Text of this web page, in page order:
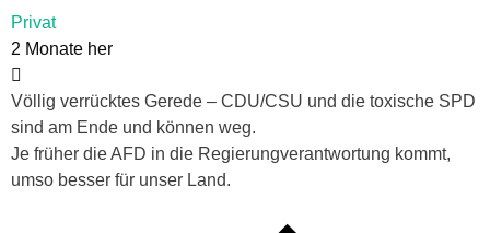
Privat
2 Monate her
Völlig verrücktes Gerede – CDU/CSU und die toxische SPD
sind am Ende und können weg.
Je früher die AFD in die Regierungverantwortung kommt,
umso besser für unser Land.